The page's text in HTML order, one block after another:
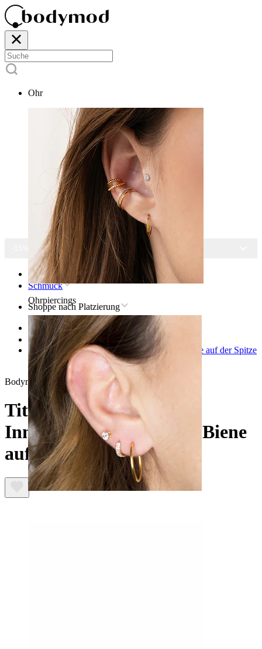
Ohr
Ohrpiercings
-15% AUF ALLEN SCHMUCK
Startseite
Schmuck
Shoppe nach Platzierung
Lippen
Titan-lippenpiercingschmuck
Titan-Labret mit Innengewinde und einer Biene auf der Spitze
Bodymod Trend
Titan-Labret mit
Innengewinde und einer Biene
auf der Spitze